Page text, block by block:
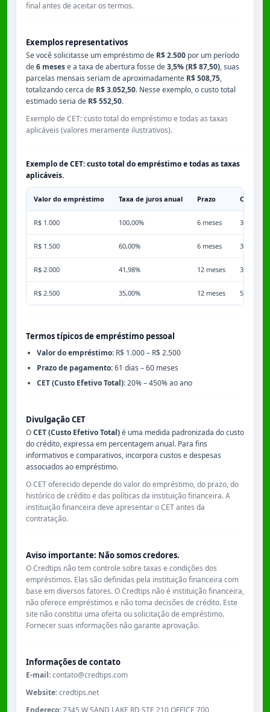
final antes de aceitar os termos.
Exemplos representativos
Se você solicitasse um empréstimo de R$ 2.500 por um período
de6 mesese a taxa de abertura fosse de3,5% (R$ 87,50), suas
parcelas mensais seriam de aproximadamente R$ 508,75,
totalizando cerca de R$ 3.052,50. Nesse exemplo, o custo total
estimado seria de R$ 552,50.
Exemplo de CET: custo total do empréstimo e todas as taxas
aplicáveis (valores meramente ilustrativos).
Exemplo de CET: custo total do empréstimo e todas as taxas
aplicáveis.
Valor do empréstimo Taxa de juros anual Prazo
R$ 1.000 100,00% 6 meses 3,50%
R$ 1.500 60,00% 6 meses 3,50%
R$ 2.000 41,98% 12 meses 3,50%
R$ 2.500 35,00% 12 meses 5,00%
Termos típicos de empréstimo pessoal
Valor do empréstimo: R$ 1.000 – R$ 2.500
Prazo de pagamento:61 dias – 60 meses
CET (Custo Efetivo Total):20% – 450% ao ano
Divulgação CET
OCET (Custo Efetivo Total)é uma medida padronizada do custo
do crédito, expressa em percentagem anual. Para fins
informativos e comparativos, incorpora custos e despesas
associados ao empréstimo.
O CET oferecido depende do valor do empréstimo, do prazo, do
histórico de crédito e das políticas da instituição financeira. A
instituição financeira deve apresentar o CET antes da
contratação.
Aviso importante: Não somos credores.
O Credtips não tem controle sobre taxas e condições dos
empréstimos. Elas são definidas pela instituição financeira com
base em diversos fatores. O Credtips não é instituição financeira,
não oferece empréstimos e não toma decisões de crédito. Este
site não constitui uma oferta ou solicitação de empréstimo.
Fornecer suas informações não garante aprovação.
Informações de contato
E-mail:contato@credtips.com
Website:credtips.net
Endereço:7345 W SAND LAKE RD STE 210 OFFICE 700,